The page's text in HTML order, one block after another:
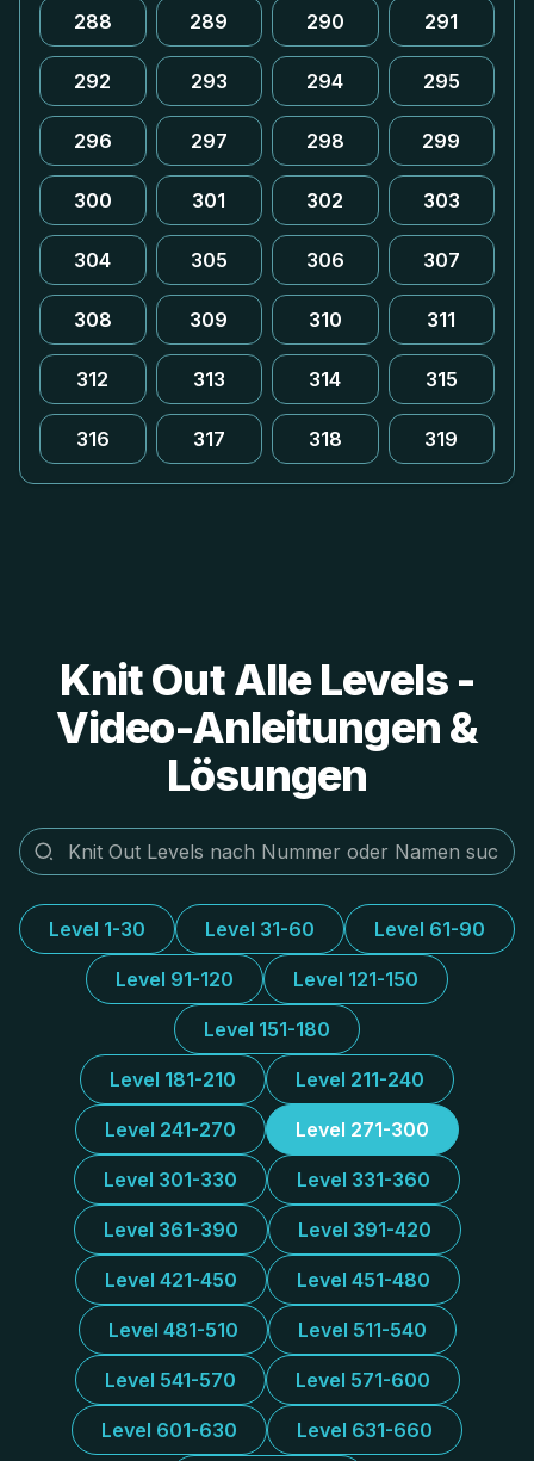
288 289 290 291
292 293 294 295
296 297 298 299
300 301 302 303
304 305 306 307
308 309 310 311
312 313 314 315
316 317 318 319
Knit Out Alle Levels -
Video-Anleitungen &
Lösungen
Level 1-30 Level 31-60 Level 61-90
Level 91-120 Level 121-150
Level 151-180
Level 181-210 Level 211-240
Level 241-270 Level 271-300
Level 301-330 Level 331-360
Level 361-390 Level 391-420
Level 421-450 Level 451-480
Level 481-510 Level 511-540
Level 541-570 Level 571-600
Level 601-630 Level 631-660